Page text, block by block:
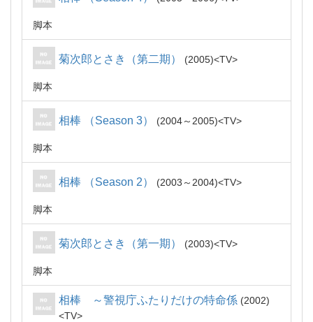
脚本
菊次郎とさき（第二期） 2005 TV
脚本
相棒 （Season 3） 2004～2005 TV
脚本
相棒 （Season 2） 2003～2004 TV
脚本
菊次郎とさき（第一期） 2003 TV
脚本
相棒 ～警視庁ふたりだけの特命係
2002
TV